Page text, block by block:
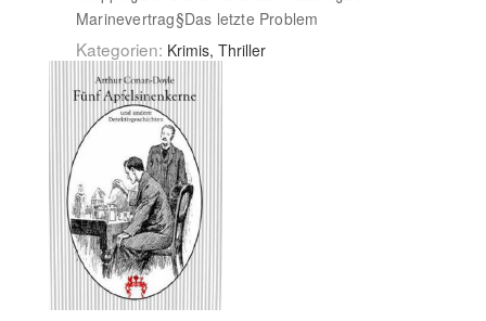
Marinevertrag§Das letzte Problem
Kategorien: Krimis, Thriller